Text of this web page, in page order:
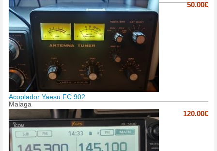
50.00€
Acoplador Yaesu FC 902
Malaga
120.00€